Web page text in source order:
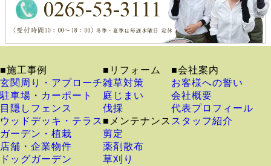
■施工事例
玄関周り・アプローチ
駐車場・カーポート
目隠しフェンス
ウッドデッキ・テラス
ガーデン・植栽
店舗・企業物件
ドッグガーデン
■リフォーム
雑草対策
庭じまい
伐採
■メンテナンス
剪定
薬剤散布
草刈り
■会社案内
お客様への誓い
会社概要
代表プロフィール
スタッフ紹介